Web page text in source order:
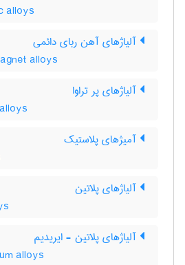
alloys
آلیاژهای آهن ربای دائمی
alloys
آلیاژهای پر تراوا
آمیژهای پلاستیک
آلیاژهای پلاتین
آلیاژهای پلاتین - ایریدیم
alloys